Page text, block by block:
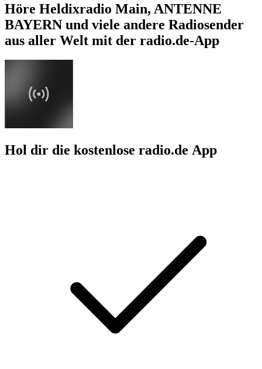
Höre Heldixradio Main, ANTENNE
BAYERN und viele andere Radiosender
aus aller Welt mit der radio.de-App
Hol dir die kostenlose radio.de App